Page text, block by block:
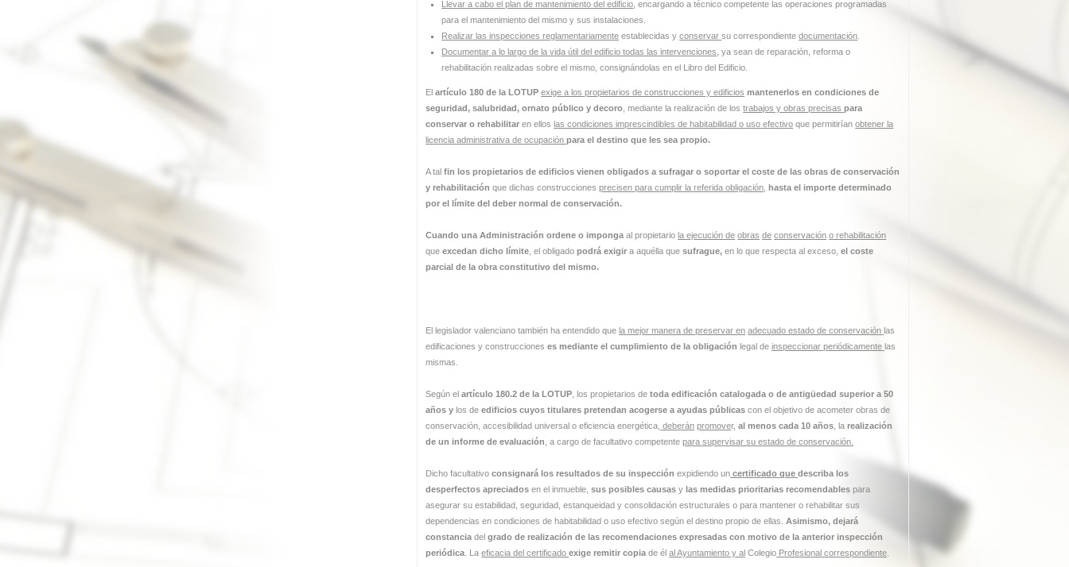
Llevar a cabo el plan de mantenimiento del edificio , encargando a técnico competente las operaciones programadas
para el mantenimiento del mismo y sus instalaciones.
Realizar las inspecciones reglamentariamente establecidas yconservarsu correspondientedocumentación
Documentar a lo largo de la vida útil del edificio todas las intervenciones , ya sean de reparación, reforma o
rehabilitación realizadas sobre el mismo, consignándolas en el Libro del Edificio.
Elartículo 180 de la LOTUPexige a los propietarios de construcciones y edificios mantenerlos en condiciones de
seguridad, salubridad, ornato público y decoro , mediante la realización de lostrabajos y obras precisaspara
conservar o rehabilitaren elloslas condiciones imprescindibles de habitabilidad o uso efectivo que permitiríanobtener la
licencia administrativa de ocupaciónpara el destino que les sea propio.
A talfin los propietarios de edificios vienen obligados a sufragar o soportar el coste de las obras de conservación
y rehabilitaciónque dichas construccionesprecisen para cumplir la referida obligación ,hasta el importe determinado
por el límite del deber normal de conservación.
Cuando una Administración ordene o impongaal propietariola ejecución de obras de conservación o rehabilitación
queexcedan dicho límite , el obligadopodrá exigira aquélla quesufrague,en lo que respecta al exceso,el coste
parcial de la obra constitutivo del mismo.
El legislador valenciano también ha entendido quela mejor manera de preservar en adecuado estado de conservaciónlas
edificaciones y construccioneses mediante el cumplimiento de la obligaciónlegal deinspeccionar periódicamentelas
mismas.
Según elartículo 180.2 de la LOTUP , los propietarios detoda edificación catalogada o de antigüedad superior a 50
años ylos deedificios cuyos titulares pretendan acogerse a ayudas públicascon el objetivo de acometer obras de
conservación, accesibilidad universal o eficiencia energética deberán promover,al menos cada 10 años , larealización
de un informe de evaluación , a cargo de facultativo competentepara supervisar su estado de conservación.
Dicho facultativoconsignará los resultados de su inspecciónexpidiendo un certificado quedescriba los
desperfectos apreciadosen el inmueble,sus posibles causasylas medidas prioritarias recomendablespara
asegurar su estabilidad, seguridad, estanqueidad y consolidación estructurales o para mantener o rehabilitar sus
dependencias en condiciones de habitabilidad o uso efectivo según el destino propio de ellas.Asimismo, dejará
constanciadelgrado de realización de las recomendaciones expresadas con motivo de la anterior inspección
periódica . Laeficacia del certificadoexige remitir copiade élal Ayuntamiento y al Colegio Profesional correspondiente